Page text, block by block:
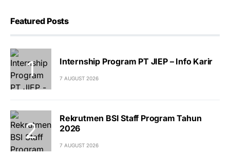
Featured Posts
Internship Program PT JIEP – Info Karir
7 AUGUST 2026
Rekrutmen BSI Staff Program Tahun
2026
7 AUGUST 2026